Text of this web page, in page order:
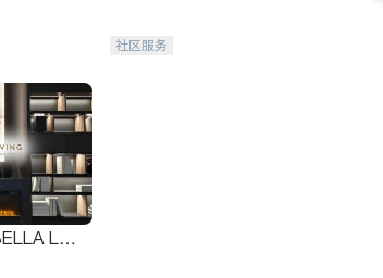
社区服务